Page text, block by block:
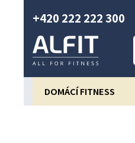
+420 222 222 300
DOMÁCÍ FITNESS